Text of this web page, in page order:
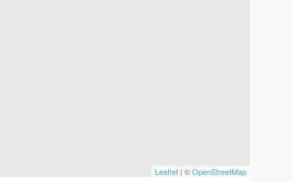
Leaflet | ©OpenStreetMap